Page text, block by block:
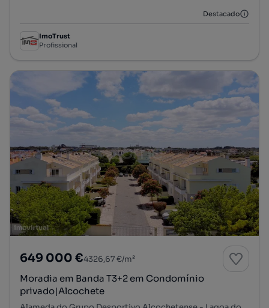
Destacado
ImoTrust
Profissional
649 000 €4326,67 €/m²
Moradia em Banda T3+2 em Condomínio
privado|Alcochete